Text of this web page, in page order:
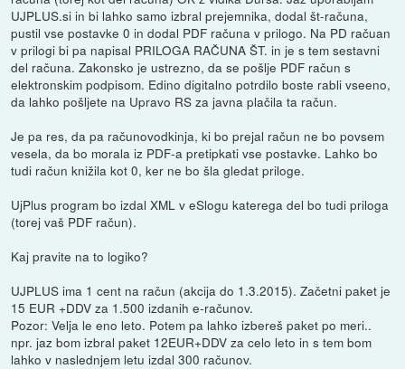
UJPLUS.si in bi lahko samo izbral prejemnika, dodal št-računa,
pustil vse postavke 0 in dodal PDF računa v prilogo. Na PD račuan
v prilogi bi pa napisal PRILOGA RAČUNA ŠT. in je s tem sestavni
del računa. Zakonsko je ustrezno, da se pošlje PDF račun s
elektronskim podpisom. Edino digitalno potrdilo boste rabli vseeno,
da lahko pošljete na Upravo RS za javna plačila ta račun.
Je pa res, da pa računovodkinja, ki bo prejal račun ne bo povsem
vesela, da bo morala iz PDF-a pretipkati vse postavke. Lahko bo
tudi račun knižila kot 0, ker ne bo šla gledat priloge.
UjPlus program bo izdal XML v eSlogu katerega del bo tudi priloga
(torej vaš PDF račun).
Kaj pravite na to logiko?
UJPLUS ima 1 cent na račun (akcija do 1.3.2015). Začetni paket je
15 EUR +DDV za 1.500 izdanih e-računov.
Pozor: Velja le eno leto. Potem pa lahko izbereš paket po meri..
npr. jaz bom izbral paket 12EUR+DDV za celo leto in s tem bom
lahko v naslednjem letu izdal 300 računov.